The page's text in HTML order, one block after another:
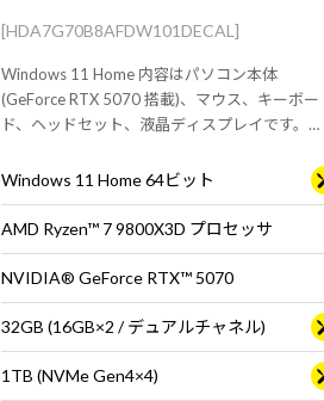
[HDA7G70B8AFDW101DECAL]
Windows 11 Home 内容はパソコン本体
(GeForce RTX 5070 搭載)、マウス、キーボー
ド、ヘッドセット、液晶ディスプレイです。
Windows 11 Home 64ビット
AMD Ryzen™ 7 9800X3D プロセッサ
NVIDIA® GeForce RTX™ 5070
32GB (16GB×2 / デュアルチャネル)
1TB (NVMe Gen4×4)